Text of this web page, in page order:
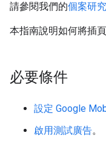
請參閱我們的個案研究
本指南說明如何將插
必要條件
設定 Google
啟用測試廣告。